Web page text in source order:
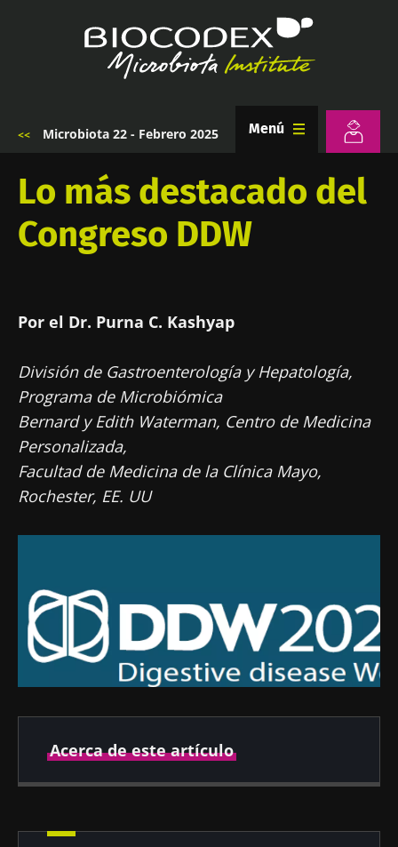
de
ayuda
la
navegación
Microbiota 22 - Febrero 2025 Menú
Lo más destacado del
Congreso DDW
Por el Dr. Purna C. Kashyap
División de Gastroenterología y Hepatología,
Programa de Microbiómica
Bernard y Edith Waterman, Centro de Medicina
Personalizada,
Facultad de Medicina de la Clínica Mayo,
Rochester, EE. UU
Acerca de este artículo
publicación
actualización